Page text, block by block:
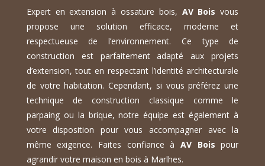
Expert en extension à ossature bois, AV Bois vous
propose une solution efficace, moderne et
respectueuse de l’environnement. Ce type de
construction est parfaitement adapté aux projets
d’extension, tout en respectant l’identité architecturale
de votre habitation. Cependant, si vous préférez une
technique de construction classique comme le
parpaing ou la brique, notre équipe est également à
votre disposition pour vous accompagner avec la
même exigence. Faites confiance à AV Bois pour
agrandir votre maison en bois à Marlhes.